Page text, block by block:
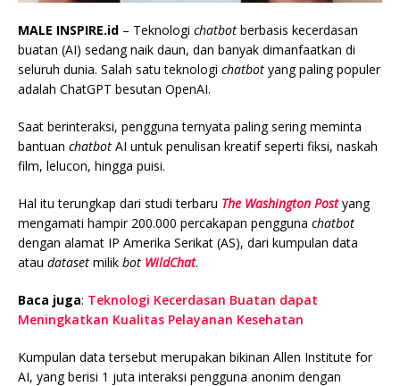
MALE INSPIRE.id – Teknologi chatbot berbasis kecerdasan
buatan (AI) sedang naik daun, dan banyak dimanfaatkan di
seluruh dunia. Salah satu teknologi chatbot yang paling populer
adalah ChatGPT besutan OpenAI.
Saat berinteraksi, pengguna ternyata paling sering meminta
bantuan chatbot AI untuk penulisan kreatif seperti fiksi, naskah
film, lelucon, hingga puisi.
Hal itu terungkap dari studi terbaru The Washington Post yang
mengamati hampir 200.000 percakapan pengguna chatbot
dengan alamat IP Amerika Serikat (AS), dari kumpulan data
atau dataset milik bot WildChat.
Baca juga: Teknologi Kecerdasan Buatan dapat
Meningkatkan Kualitas Pelayanan Kesehatan
Kumpulan data tersebut merupakan bikinan Allen Institute for
AI, yang berisi 1 juta interaksi pengguna anonim dengan